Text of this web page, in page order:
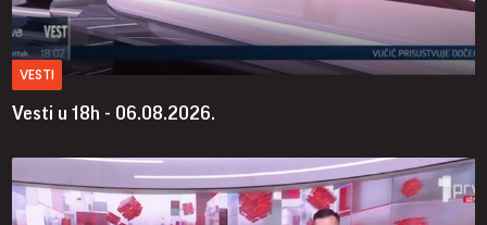
VESTI
Vesti u 18h - 06.08.2026.